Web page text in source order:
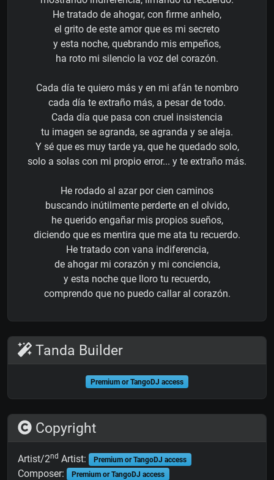
He tratado de ahogar, con firme anhelo,
el grito de este amor que es mi secreto
y esta noche, quebrando mis empeños,
ha roto mi silencio la voz del corazón.
Cada día te quiero más y en mi afán te nombro
cada día te extraño más, a pesar de todo.
Cada día que pasa con cruel insistencia
tu imagen se agranda, se agranda y se aleja.
Y sé que es muy tarde ya, que he quedado solo,
solo a solas con mi propio error... y te extraño más.
He rodado al azar por cien caminos
buscando inútilmente perderte en el olvido,
he querido engañar mis propios sueños,
diciendo que es mentira que me ata tu recuerdo.
He tratado con vana indiferencia,
de ahogar mi corazón y mi conciencia,
y esta noche que lloro tu recuerdo,
comprendo que no puedo callar al corazón.
Tanda Builder
Premium or TangoDJ access
Copyright
Artist/2nd Artist: Premium or TangoDJ access
Composer: Premium or TangoDJ access